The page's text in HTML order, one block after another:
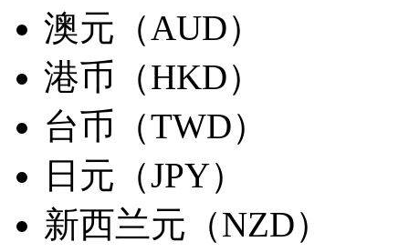
澳元（AUD）
港币（HKD）
台币（TWD）
日元（JPY）
新西兰元（NZD）